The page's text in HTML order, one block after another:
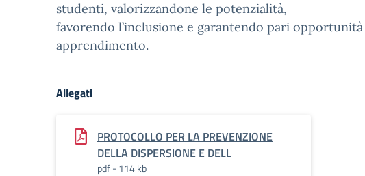
studenti, valorizzandone le potenzialità,
favorendo l’inclusione e garantendo pari
apprendimento.
Allegati
PROTOCOLLO PER LA PREVENZIONE
DELLA DISPERSIONE E DELL
pdf - 114 kb